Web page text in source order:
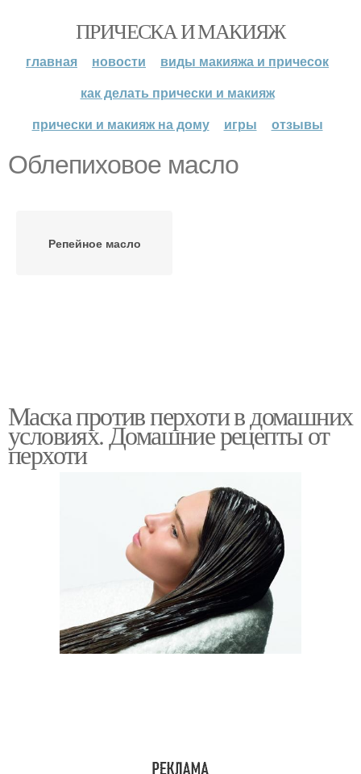
ПРИЧЕСКА И МАКИЯЖ
главная новости
виды макияжа и причесок
как делать прически и макияж
прически и макияж на дому
игры отзывы
Облепиховое масло
Репейное масло
Маска против перхоти в домашних
условиях. Домашние рецепты от
перхоти